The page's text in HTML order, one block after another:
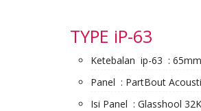
TYPE iP-63
Ketebalan ip-63 : 65mm
Panel : PartBout
Isi Panel : Glasshool